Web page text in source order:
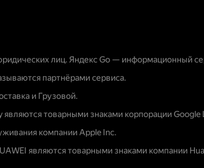
лиц. Яндекс Go — информационный
партнёрами сервиса.
и Грузовой.
являются товарными знаками корпорации Google
компании Apple Inc.
являются товарными знаками компании